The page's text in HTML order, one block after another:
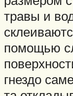
травы и
помощью
гнездо